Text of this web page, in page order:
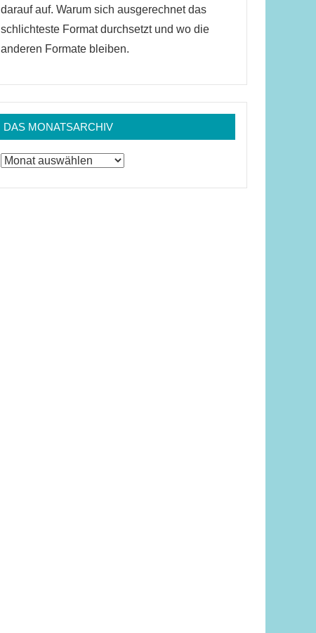
darauf auf. Warum sich ausgerechnet das
schlichteste Format durchsetzt und wo die
anderen Formate bleiben.
DAS MONATSARCHIV
Das